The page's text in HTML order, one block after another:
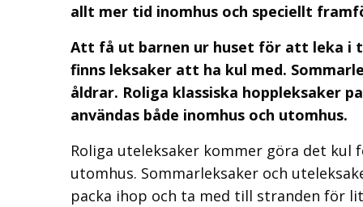
allt mer tid inomhus och speciellt
Att få ut barnen ur huset för att leka i
finns leksaker att ha kul med.
åldrar. Roliga klassiska hoppleksaker
användas både inomhus och utomhus.
Roliga uteleksaker kommer göra det
utomhus. Sommarleksaker och
packa ihop och ta med till stranden för